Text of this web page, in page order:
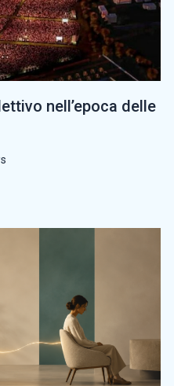
nell’epoca delle